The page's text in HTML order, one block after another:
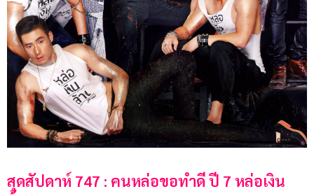
สุดสัปดาห์ 747 : คนหล่อขอทำดี ปี 7 หล่อเงิน